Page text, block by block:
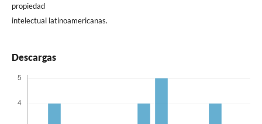
propiedad
intelectual latinoamericanas.
Descargas